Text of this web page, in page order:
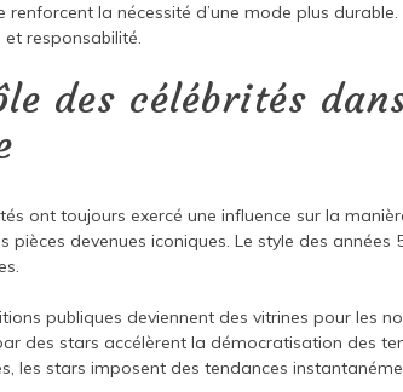
renforcent la nécessité d’une mode plus
responsabilité.
des célébrités
ont toujours exercé une influence sur la
pièces devenues iconiques. Le style des
publiques deviennent des vitrines pour les
des stars accélèrent la démocratisation des
les stars imposent des tendances